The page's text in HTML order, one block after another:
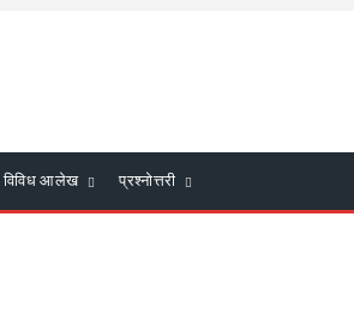
विविध आलेख प्रश्नोत्तरी